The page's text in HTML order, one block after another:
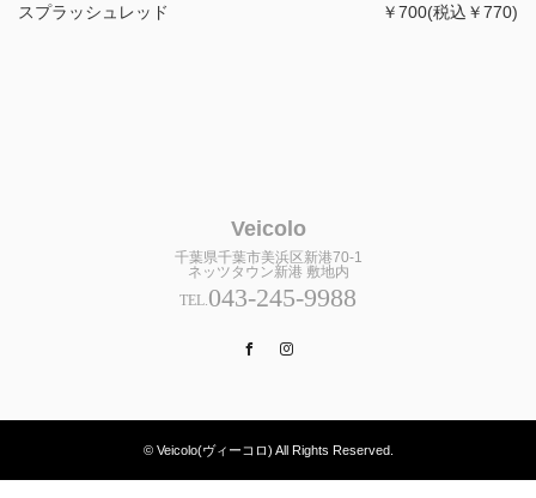
スプラッシュレッド ￥700(税込￥770)
Veicolo
千葉県千葉市美浜区新港70-1
ネッツタウン新港 敷地内
TEL. 043-245-9988
Facebook
© Veicolo(ヴィーコロ) All Rights Reserved.